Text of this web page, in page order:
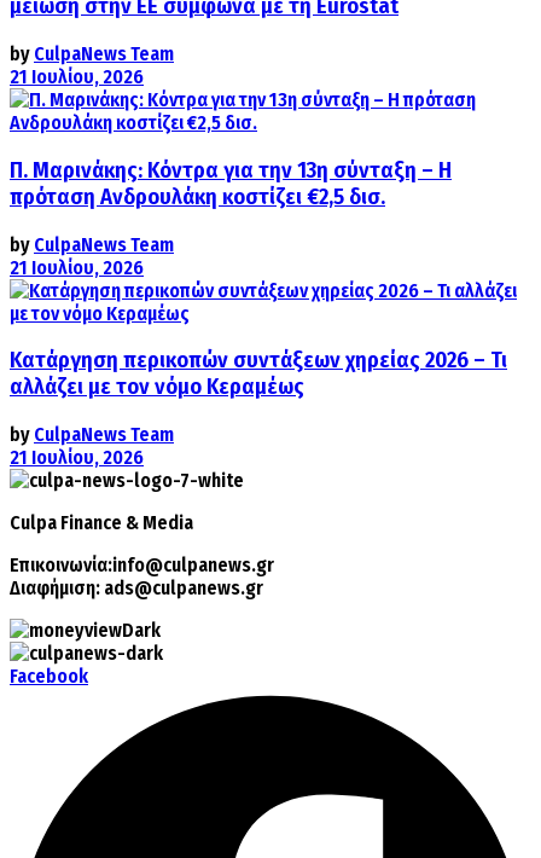
μείωση στην ΕΕ σύμφωνα με τη Eurostat
by CulpaNews Team
21 Ιουλίου, 2026
Π. Μαρινάκης: Κόντρα για την 13η σύνταξη – Η
πρόταση Ανδρουλάκη κοστίζει €2,5 δισ.
by CulpaNews Team
21 Ιουλίου, 2026
Κατάργηση περικοπών συντάξεων χηρείας 2026 – Τι
αλλάζει με τον νόμο Κεραμέως
by CulpaNews Team
21 Ιουλίου, 2026
Culpa Finance & Media
Επικοινωνία:info@culpanews.gr
Διαφήμιση: ads@culpanews.gr
Facebook